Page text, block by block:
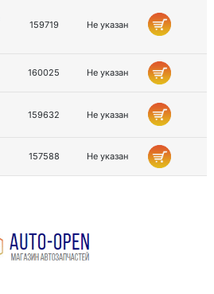
159719 Не указан
160025 Не указан
159632 Не указан
157588 Не указан